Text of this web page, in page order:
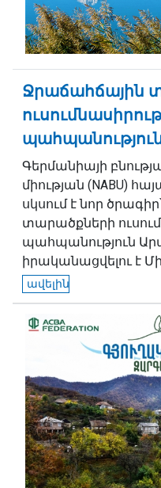
Ջրաճահճային
Գերմանիայի
միության (NABU)
սկսում է նոր
տարածքների
պահպանություն
իրականացվելու է
ավելին